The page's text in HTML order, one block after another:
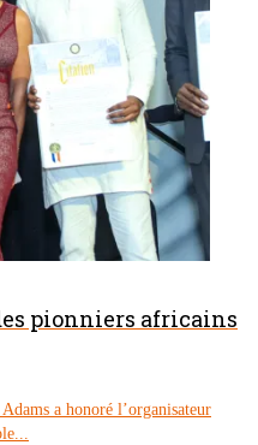
pionniers africains
a honoré l’organisateur